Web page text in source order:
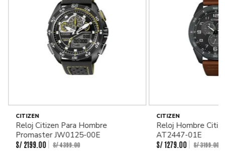
CITIZEN
Reloj Citizen Para Hombre
Promaster JW0125-00E
S/ 2199. 00 S/4399.00
CITIZEN
Reloj Hombre
AT2447-01E
S/ 1279 00 S/3199.00